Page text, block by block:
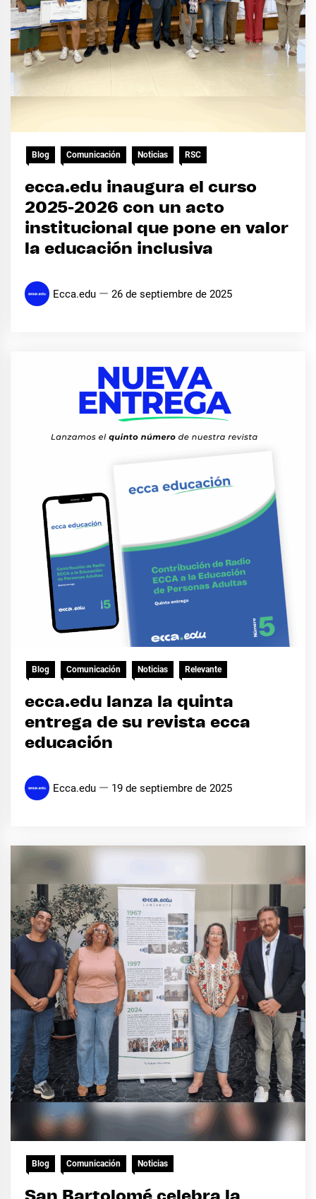
Blog Comunicación Noticias RSC
ecca.edu inaugura el curso
2025-2026 con un acto
institucional que pone en valor
la educación inclusiva
Ecca.edu 26 de septiembre de 2025
Blog Comunicación Noticias Relevante
ecca.edu lanza la quinta
entrega de su revista ecca
educación
Ecca.edu 19 de septiembre de 2025
Blog Comunicación Noticias